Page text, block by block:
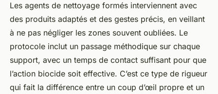
Les agents de nettoyage formés interviennent avec
des produits adaptés et des gestes précis, en veillant
à ne pas négliger les zones souvent oubliées. Le
protocole inclut un passage méthodique sur chaque
support, avec un temps de contact suffisant pour que
l’action biocide soit effective. C’est ce type de rigueur
qui fait la différence entre un coup d’œil propre et un